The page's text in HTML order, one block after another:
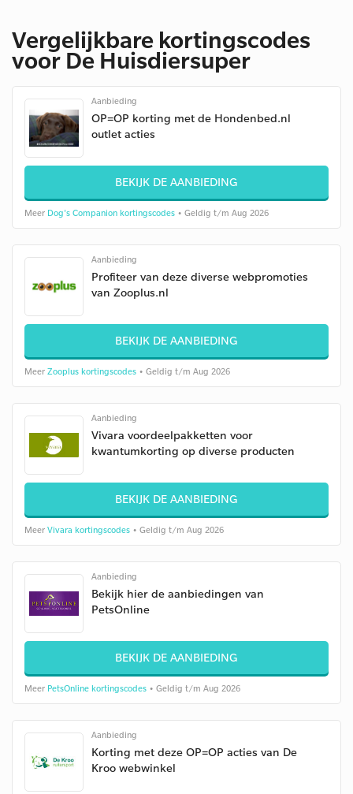
Vergelijkbare kortingscodes
voor De Huisdiersuper
Aanbieding
OP=OP korting met de Hondenbed.nl
outlet acties
BEKIJK DE AANBIEDING
Meer Dog's Companion kortingscodes • Geldig t/m Aug 2026
Aanbieding
Profiteer van deze diverse webpromoties
van Zooplus.nl
BEKIJK DE AANBIEDING
Meer Zooplus kortingscodes • Geldig t/m Aug 2026
Aanbieding
Vivara voordeelpakketten voor
kwantumkorting op diverse producten
BEKIJK DE AANBIEDING
Meer Vivara kortingscodes • Geldig t/m Aug 2026
Aanbieding
Bekijk hier de aanbiedingen van
PetsOnline
BEKIJK DE AANBIEDING
Meer PetsOnline kortingscodes • Geldig t/m Aug 2026
Aanbieding
Korting met deze OP=OP acties van De
Kroo webwinkel